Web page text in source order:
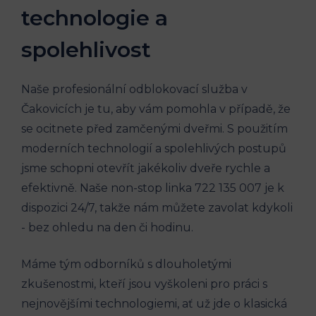
⁣technologie‌ a
spolehlivost
Naše profesionální odblokovací služba v ​
Čakovicích je tu, aby vám pomohla v případě, že
se ocitnete před zamčenými dveřmi. S použitím
moderních technologií a spolehlivých postupů
‌jsme schopni otevřít jakékoliv dveře rychle a
efektivně. Naše non-stop linka 722 135 007‌ je k
dispozici 24/7, takže nám můžete zavolat⁣ kdykoli
-⁤ bez ohledu na den či hodinu.
Máme‌ tým odborníků s dlouholetými
zkušenostmi, kteří jsou vyškoleni pro ‍práci s
nejnovějšími technologiemi, ať už jde ‌o klasická